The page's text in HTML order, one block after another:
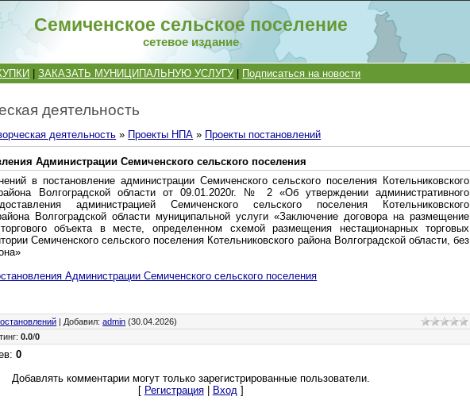
Семиченское сельское поселение
сетевое издание
|ЗАКАЗАТЬ МУНИЦИПАЛЬНУЮ УСЛУГУ Подписаться на новости
деятельность
деятельность » Проекты НПА » Проекты постановлений
Администрации Семиченского сельского поселения
в постановление администрации Семиченского сельского поселения Котельниковского
Волгоградской области от 09.01.2020г. № 2 «Об утверждении административного
администрацией Семиченского сельского поселения Котельниковского
Волгоградской области муниципальной услуги «Заключение договора на размещение
торгового объекта в месте, определенном схемой размещения нестационарных торговых
Семиченского сельского поселения Котельниковского района Волгоградской области, без
Администрации Семиченского сельского поселения
Добавил:admin (30.04.2026)
:0.0/0
:0
Добавлять комментарии могут только зарегистрированные пользователи.
[ Регистрация| Вход]